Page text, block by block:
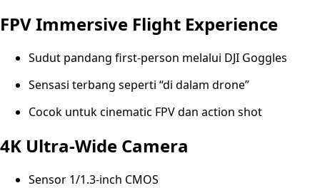
FPV Immersive Flight Experience
Sudut pandang first-person melalui DJI Goggles
Sensasi terbang seperti “di dalam drone”
Cocok untuk cinematic FPV dan action shot
4K Ultra-Wide Camera
Sensor 1/1.3-inch CMOS